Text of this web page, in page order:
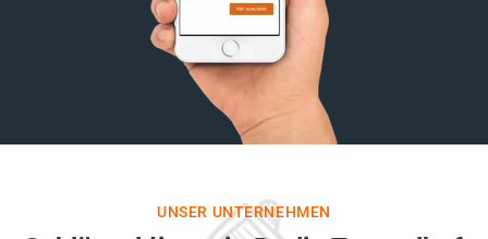
UNSER UNTERNEHMEN